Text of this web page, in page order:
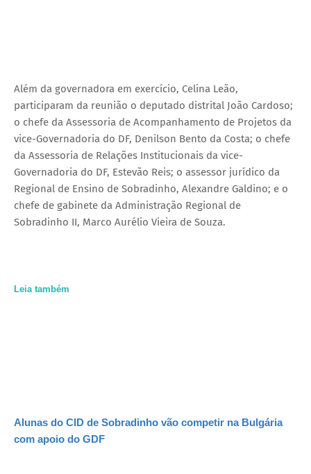
Além da governadora em exercício, Celina Leão,
participaram da reunião o deputado distrital João Cardoso;
o chefe da Assessoria de Acompanhamento de Projetos da
vice-Governadoria do DF, Denilson Bento da Costa; o chefe
da Assessoria de Relações Institucionais da vice-
Governadoria do DF, Estevão Reis; o assessor jurídico da
Regional de Ensino de Sobradinho, Alexandre Galdino; e o
chefe de gabinete da Administração Regional de
Sobradinho II, Marco Aurélio Vieira de Souza.
Leia também
Alunas do CID de Sobradinho vão competir na Bulgária
com apoio do GDF